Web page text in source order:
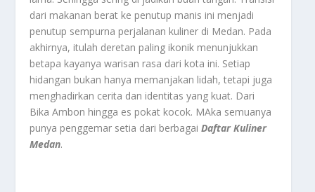
dari makanan berat ke penutup manis ini menjadi
penutup sempurna perjalanan kuliner di Medan. Pada
akhirnya, itulah deretan paling ikonik menunjukkan
betapa kayanya warisan rasa dari kota ini. Setiap
hidangan bukan hanya memanjakan lidah, tetapi juga
menghadirkan cerita dan identitas yang kuat. Dari
Bika Ambon hingga es pokat kocok. MAka semuanya
punya penggemar setia dari berbagaiDaftar Kuliner
Medan.